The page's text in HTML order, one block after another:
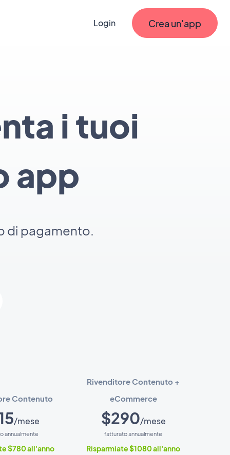
Login Crea un'app
i tuoi
app
di pagamento.
Contenuto
/mese
annualmente
$780 all'anno
Rivenditore Contenuto +
eCommerce
$290/mese
fatturato annualmente
Risparmiate $1080 all'anno